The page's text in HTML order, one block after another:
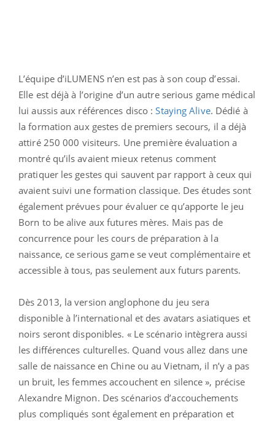
L’équipe d’iLUMENS n’en est pas à son coup d’essai.
Elle est déjà à l’origine d’un autre serious game médical
lui aussis aux références disco :Staying Alive. Dédié à
la formation aux gestes de premiers secours, il a déjà
attiré 250 000 visiteurs. Une première évaluation a
montré qu’ils avaient mieux retenus comment
pratiquer les gestes qui sauvent par rapport à ceux qui
avaient suivi une formation classique. Des études sont
également prévues pour évaluer ce qu’apporte le jeu
Born to be alive aux futures mères. Mais pas de
concurrence pour les cours de préparation à la
naissance, ce serious game se veut complémentaire et
accessible à tous, pas seulement aux futurs parents.
Dès 2013, la version anglophone du jeu sera
disponible à l’international et des avatars asiatiques et
noirs seront disponibles. « Le scénario intègrera aussi
les différences culturelles. Quand vous allez dans une
salle de naissance en Chine ou au Vietnam, il n’y a pas
un bruit, les femmes accouchent en silence », précise
Alexandre Mignon. Des scénarios d’accouchements
plus compliqués sont également en préparation et